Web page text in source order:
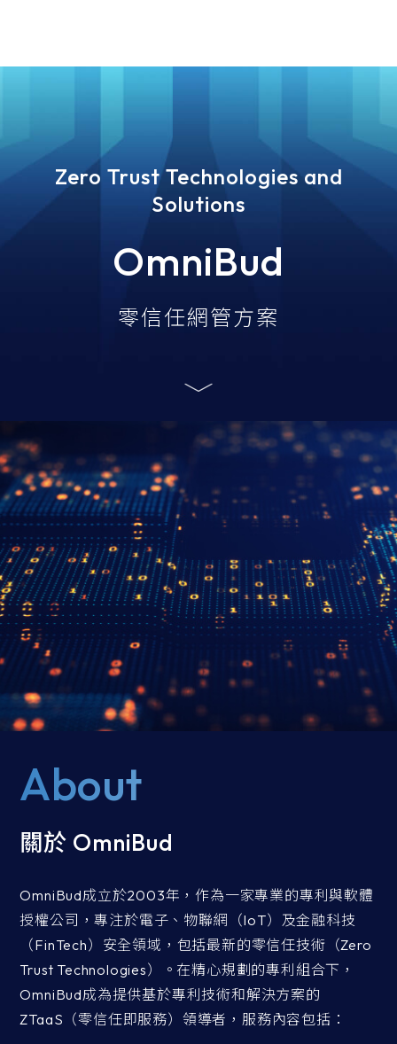
TeamT5 杜浦數位安全
QSAN 廣盛科技
ARMIS
Zero Trust Technologies and
Solutions
OmniBud
零信任網管方案
About
關於 OmniBud
OmniBud成立於2003年，作為一家專業的專利與軟體
授權公司，專注於電子、物聯網（IoT）及金融科技
（FinTech）安全領域，包括最新的零信任技術（Zero
Trust Technologies）。在精心規劃的專利組合下，
OmniBud成為提供基於專利技術和解決方案的
ZTaaS（零信任即服務）領導者，服務內容包括：